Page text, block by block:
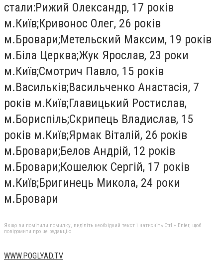
стали:Рижий Олександр, 17 років
м.Київ;Кривонос Олег, 26 років
м.Бровари;Метельский Максим, 19 років
м.Біла Церква;Жук Ярослав, 23 роки
м.Київ;Смотрич Павло, 15 років
м.Васильків;Васильченко Анастасія, 7
років м.Київ;Главицький Ростислав,
м.Бориспіль;Скрипець Владислав, 15
років м.Київ;Ярмак Віталій, 26 років
м.Бровари;Белов Андрій, 12 років
м.Бровари;Кошелюк Сергій, 17 років
м.Київ;Бригинець Микола, 24 роки
м.Бровари
Якщо ви помітили помилку, виділіть необхідний текст і натисніть Ctrl + Enter, щоб
повідомити про це редакцію
WWW.POGLYAD.TV